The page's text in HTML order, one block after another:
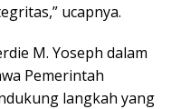
ucapnya.
M. Yoseph dalam
Pemerintah
langkah yang